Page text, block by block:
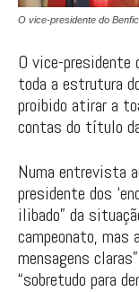
O vice-presidente do
O vice-presidente
toda a estrutura
proibido atirar a
contas do título
Numa entrevista
presidente dos
ilibado” da
campeonato, mas
mensagens
“sobretudo para